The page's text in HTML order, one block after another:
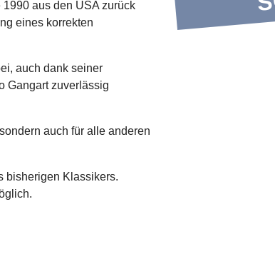
aus den USA zurück
eines korrekten
auch dank seiner
Gangart zuverlässig
auch für alle anderen
bisherigen Klassikers.